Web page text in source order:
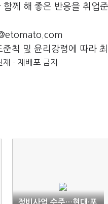
함께 해 좋은 반응을 취업
칙 및 윤리강령에 따라
- 재배포 금지
정비사업 수주…현대·포